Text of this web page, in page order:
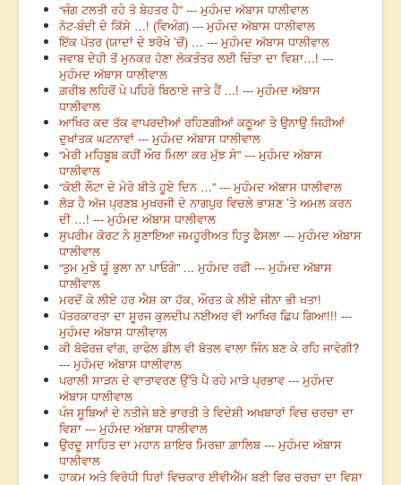
“ਜੰਗ ਟਲਤੀ ਰਹੇ ਤੋ ਬੇਹਤਰ ਹੈ” --- ਮੁਹੰਮਦ ਅੱਬਾਸ ਧਾਲੀਵਾਲ
ਨੋਟ-ਬੰਦੀ ਦੇ ਕਿੱਸੇ …! (ਵਿਅੰਗ) --- ਮੁਹੰਮਦ ਅੱਬਾਸ ਧਾਲੀਵਾਲ
ਇੱਕ ਪੱਤਰ (ਯਾਦਾਂ ਦੇ ਝਰੋਖੇ ’ਚੋਂ) … --- ਮੁਹੰਮਦ ਅੱਬਾਸ ਧਾਲੀਵਾਲ
ਜਵਾਬ ਦੇਹੀ ਤੋਂ ਮੁਨਕਰ ਹੋਣਾ ਲੋਕਤੰਤਰ ਲਈ ਚਿੰਤਾ ਦਾ ਵਿਸ਼ਾ…! ---
ਮੁਹੰਮਦ ਅੱਬਾਸ ਧਾਲੀਵਾਲ
ਗ਼ਰੀਬ ਲਹਿਰੋਂ ਪੇ ਪਹਿਰੇ ਬਿਠਾਏ ਜਾਤੇ ਹੈਂ ...! --- ਮੁਹੰਮਦ ਅੱਬਾਸ
ਧਾਲੀਵਾਲ
ਆਖਿਰ ਕਦ ਤੱਕ ਵਾਪਰਦੀਆਂ ਰਹਿਣਗੀਆਂ ਕਠੂਆ ਤੇ ਉਨਾਉ ਜਿਹੀਆਂ
ਦੁਖਾਂਤਕ ਘਟਨਾਵਾਂ --- ਮੁਹੰਮਦ ਅੱਬਾਸ ਧਾਲੀਵਾਲ
“ਮੇਰੀ ਮਹਿਬੂਬ ਕਹੀਂ ਔਰ ਮਿਲਾ ਕਰ ਮੁੱਝ ਸੇ” --- ਮੁਹੰਮਦ ਅੱਬਾਸ
ਧਾਲੀਵਾਲ
“ਕੋਈ ਲੌਟਾ ਦੇ ਮੇਰੇ ਬੀਤੇ ਹੂਏ ਦਿਨ …” --- ਮੁਹੰਮਦ ਅੱਬਾਸ ਧਾਲੀਵਾਲ
ਲੋੜ ਹੈ ਅੱਜ ਪ੍ਰਣਬ ਮੁਖਰਜੀ ਦੇ ਨਾਗਪੁਰ ਵਿਚਲੇ ਭਾਸ਼ਣ ’ਤੇ ਅਮਲ ਕਰਨ
ਦੀ …! --- ਮੁਹੰਮਦ ਅੱਬਾਸ ਧਾਲੀਵਾਲ
ਸੁਪਰੀਮ ਕੋਰਟ ਨੇ ਸੁਣਾਇਆ ਜਮਹੂਰੀਅਤ ਹਿਤੂ ਫੈਸਲਾ --- ਮੁਹੰਮਦ ਅੱਬਾਸ
ਧਾਲੀਵਾਲ
“ਤੁਮ ਮੁਝੇ ਯੂੰ ਭੁਲਾ ਨਾ ਪਾਓਗੇ” ... ਮੁਹੰਮਦ ਰਫੀ --- ਮੁਹੰਮਦ ਅੱਬਾਸ
ਧਾਲੀਵਾਲ
ਮਰਦੋਂ ਕੇ ਲੀਏ ਹਰ ਐਸ਼ ਕਾ ਹੱਕ, ਔਰਤ ਕੇ ਲੀਏ ਜੀਨਾ ਭੀ ਖਤਾ!
ਪੱਤਰਕਾਰਤਾ ਦਾ ਸੂਰਜ ਕੁਲਦੀਪ ਨਈਅਰ ਵੀ ਆਖਿਰ ਛਿਪ ਗਿਆ!!! ---
ਮੁਹੰਮਦ ਅੱਬਾਸ ਧਾਲੀਵਾਲ
ਕੀ ਬੋਫੋਰਜ਼ ਵਾਂਗ, ਰਾਫੇਲ ਡੀਲ ਵੀ ਬੋਤਲ ਵਾਲਾ ਜਿੰਨ ਬਣ ਕੇ ਰਹਿ ਜਾਵੇਗੀ?
--- ਮੁਹੰਮਦ ਅੱਬਾਸ ਧਾਲੀਵਾਲ
ਪਰਾਲੀ ਸਾੜਨ ਦੇ ਵਾਤਾਵਰਣ ਉੱਤੇ ਪੈ ਰਹੇ ਮਾੜੇ ਪ੍ਰਭਾਵ --- ਮੁਹੰਮਦ
ਅੱਬਾਸ ਧਾਲੀਵਾਲ
ਪੰਜ ਸੂਬਿਆਂ ਦੇ ਨਤੀਜੇ ਬਣੇ ਭਾਰਤੀ ਤੇ ਵਿਦੇਸ਼ੀ ਅਖਬਾਰਾਂ ਵਿਚ ਚਰਚਾ ਦਾ
ਵਿਸ਼ਾ --- ਮੁਹੰਮਦ ਅੱਬਾਸ ਧਾਲੀਵਾਲ
ਉਰਦੂ ਸਾਹਿਤ ਦਾ ਮਹਾਨ ਸ਼ਾਇਰ ਮਿਰਜ਼ਾ ਗ਼ਾਲਿਬ --- ਮੁਹੰਮਦ ਅੱਬਾਸ
ਧਾਲੀਵਾਲ
ਹਾਕਮ ਅਤੇ ਵਿਰੋਧੀ ਧਿਰਾਂ ਵਿਚਕਾਰ ਈਵੀਐੱਮ ਬਣੀ ਫਿਰ ਚਰਚਾ ਦਾ ਵਿਸ਼ਾ